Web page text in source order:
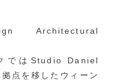
Architectural
ではStudio Daniel
点を移したウィーン